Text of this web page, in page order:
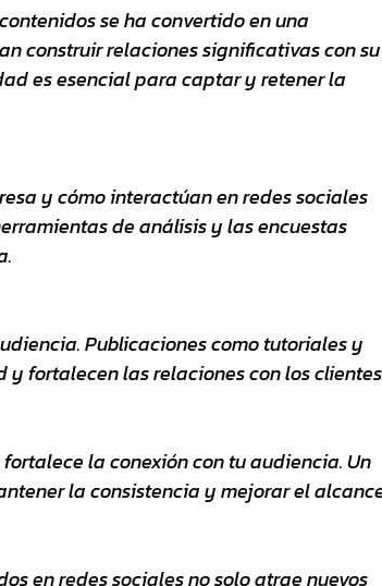
se ha convertido en una
construir relaciones significativas con
es esencial para captar y retener la
y cómo interactúan en redes sociales
de análisis y las encuestas
Publicaciones como tutoriales y
fortalecen las relaciones con los
la conexión con tu audiencia. Un
la consistencia y mejorar el
en redes sociales no solo atrae nuevos